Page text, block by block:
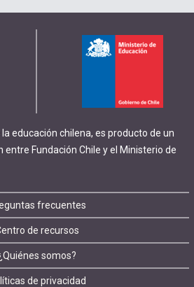
educación chilena, es producto de un
entre Fundación Chile y el Ministerio de
frecuentes
de recursos
somos?
de privacidad